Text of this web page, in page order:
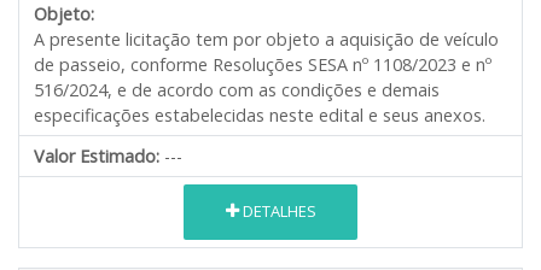
Objeto:
A presente licitação tem por objeto a aquisição de veículo
de passeio, conforme Resoluções SESA nº 1108/2023 e nº
516/2024, e de acordo com as condições e demais
especificações estabelecidas neste edital e seus anexos.
Valor Estimado: ---
DETALHES